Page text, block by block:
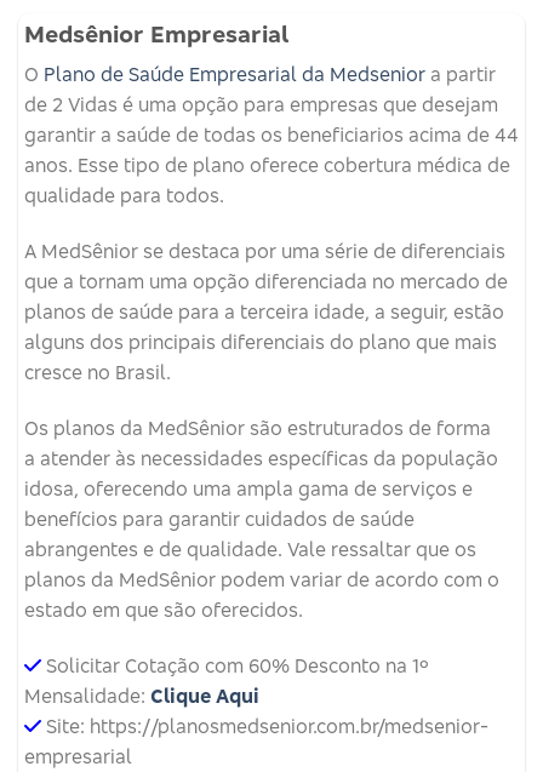
Medsênior Empresarial
O Plano de Saúde Empresarial da Medsenior a partir
de 2 Vidas é uma opção para empresas que desejam
garantir a saúde de todas os beneficiarios acima de 44
anos. Esse tipo de plano oferece cobertura médica de
qualidade para todos.
A MedSênior se destaca por uma série de diferenciais
que a tornam uma opção diferenciada no mercado de
planos de saúde para a terceira idade, a seguir, estão
alguns dos principais diferenciais do plano que mais
cresce no Brasil.
Os planos da MedSênior são estruturados de forma
a atender às necessidades específicas da população
idosa, oferecendo uma ampla gama de serviços e
benefícios para garantir cuidados de saúde
abrangentes e de qualidade. Vale ressaltar que os
planos da MedSênior podem variar de acordo com o
estado em que são oferecidos.
Solicitar Cotação com 60% Desconto na 1º
Mensalidade: Clique Aqui
Site: https://planosmedsenior.com.br/medsenior-
empresarial